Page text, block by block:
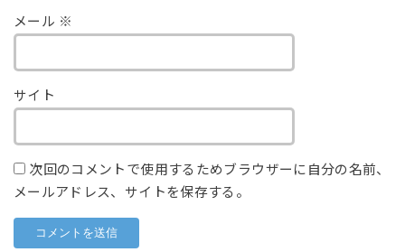
メール ※
サイト
次回のコメントで使用するためブラウザーに自分の名前、
メールアドレス、サイトを保存する。